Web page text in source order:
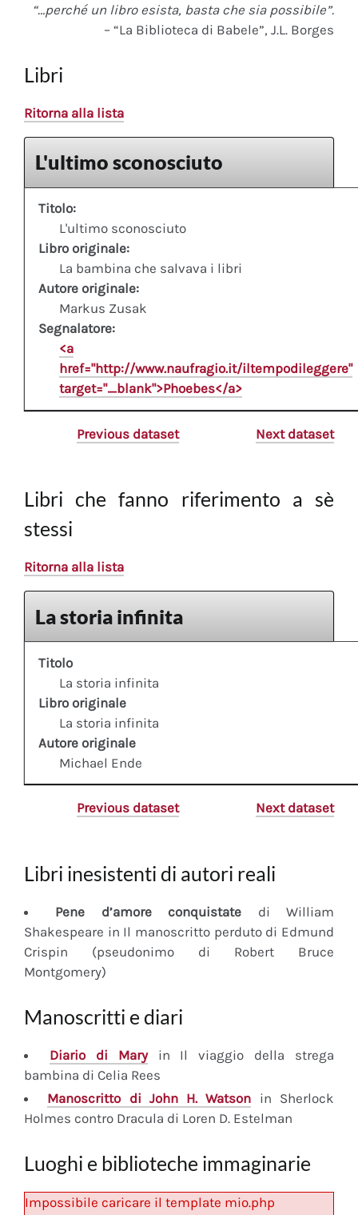
“…perché un libro esista, basta che sia possibile”.
– “La Biblioteca di Babele”, J.L. Borges
Libri
Ritorna alla lista
L'ultimo sconosciuto
Titolo:
L'ultimo sconosciuto
Libro originale:
La bambina che salvava i libri
Autore originale:
Markus Zusak
Segnalatore:
<a
href="http://www.naufragio.it/iltempodileggere"
target="_blank">Phoebes</a>
Previous dataset Next dataset
Libri che fanno riferimento a sè
stessi
Ritorna alla lista
La storia infinita
Titolo
La storia infinita
Libro originale
La storia infinita
Autore originale
Michael Ende
Previous dataset Next dataset
Libri inesistenti di autori reali
Pene d’amore conquistate di William
Shakespeare in Il manoscritto perduto di Edmund
Crispin (pseudonimo di Robert Bruce
Montgomery)
Manoscritti e diari
Diariodi Maryin Il viaggio della strega
bambina di Celia Rees
Manoscritto di John H. Watson in Sherlock
Holmes contro Dracula di Loren D. Estelman
Luoghi e biblioteche immaginarie
Impossibile caricare il template mio.php